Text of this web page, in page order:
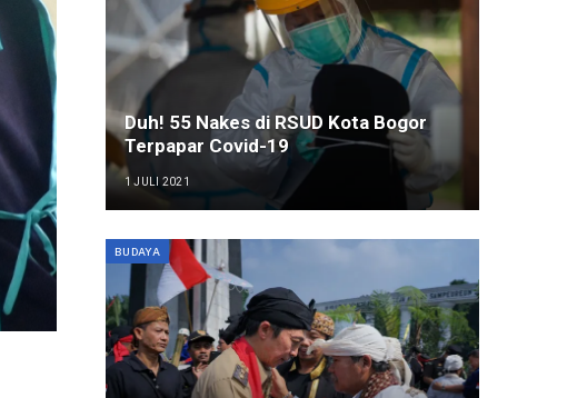
Duh! 55 Nakes di RSUD Kota Bogor
Terpapar Covid-19
1 JULI 2021
BUDAYA